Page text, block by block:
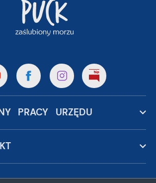
PRACY URZĘDU